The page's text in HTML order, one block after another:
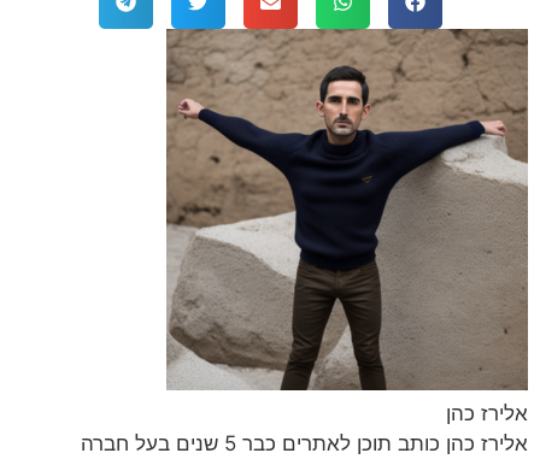
אלירז כהן
אלירז כהן כותב תוכן לאתרים כבר 5 שנים בעל חברה